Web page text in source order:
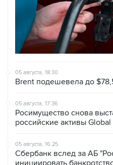
05 августа, 18:30
Brent подешевела до
05 августа, 17:36
Росимущество снова
российские активы
05 августа, 16:25
Сбербанк вслед за АБ